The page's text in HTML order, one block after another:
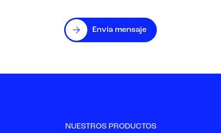
Envía mensaje
NUESTROS PRODUCTOS